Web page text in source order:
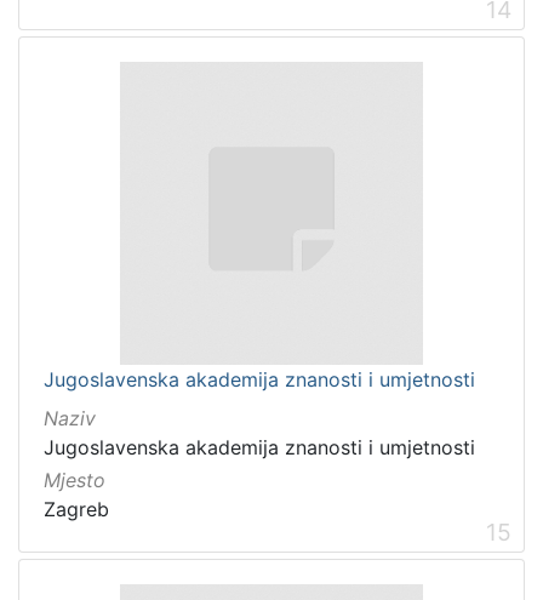
14
Jugoslavenska akademija znanosti i umjetnosti
Naziv
Jugoslavenska akademija znanosti i umjetnosti
Mjesto
Zagreb
15